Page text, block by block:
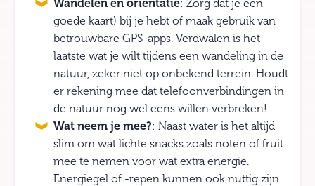
Wandelen en oriëntatie: Zorg dat je een
goede kaart) bij je hebt of maak gebruik van
betrouwbare GPS-apps. Verdwalen is het
laatste wat je wilt tijdens een wandeling in de
natuur, zeker niet op onbekend terrein. Houdt
er rekening mee dat telefoonverbindingen in
de natuur nog wel eens willen verbreken!
Wat neem je mee?: Naast water is het altijd
slim om wat lichte snacks zoals noten of fruit
mee te nemen voor wat extra energie.
Energiegel of -repen kunnen ook nuttig zijn